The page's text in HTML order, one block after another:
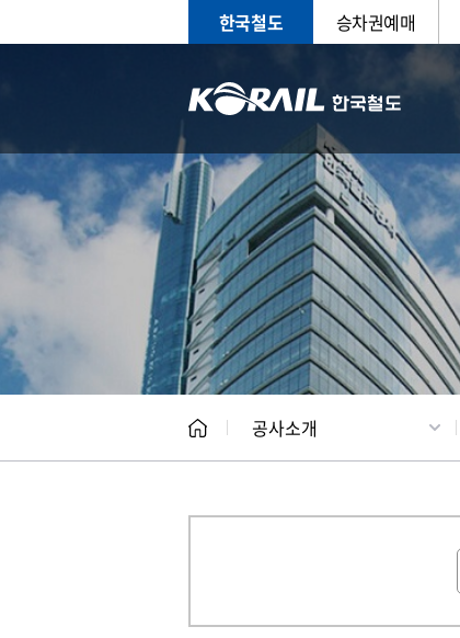
한국철도 승차권예매
CEO 일
공사소개